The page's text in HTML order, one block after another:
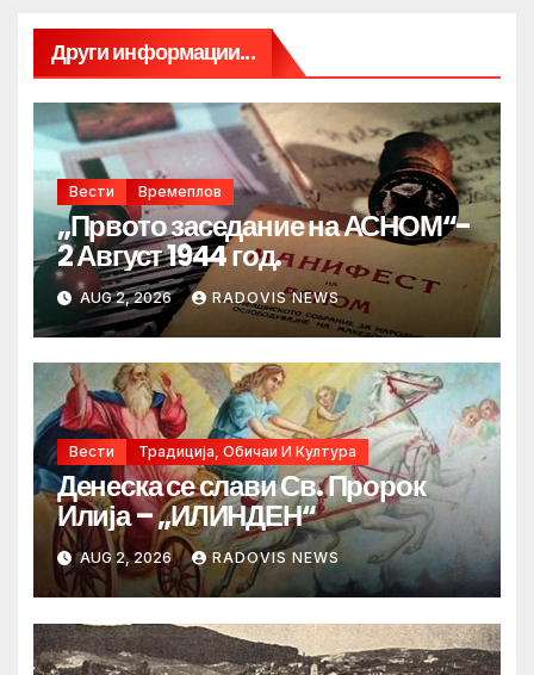
Други информации...
Вести Времеплов
„Првото заседание на АСНОМ“-
2 Август 1944 год.
AUG 2, 2026 RADOVIS NEWS
Вести Традиција, Обичаи И Култура
Денеска се слави Св. Пророк
Илија – „ИЛИНДЕН“
AUG 2, 2026 RADOVIS NEWS